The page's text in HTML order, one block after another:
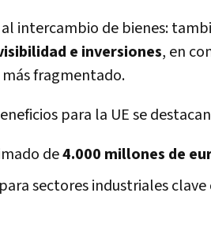
intercambio de bienes:
e inversiones, en
fragmentado.
para la UE se
de4.000 millones de
sectores industriales